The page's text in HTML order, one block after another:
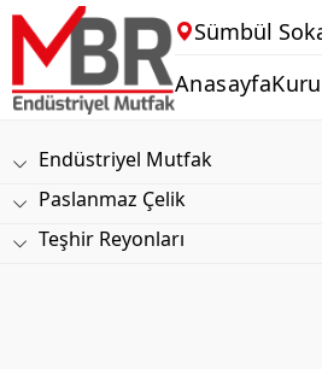
Sümbül
Anasayfa
Endüstriyel Mutfak
Paslanmaz Çelik
Teşhir Reyonları